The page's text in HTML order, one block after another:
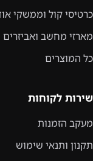
כרטיסי קול וממשקי
מארזי מחשב ואביזרים
כל המוצרים
שירות לקוחות
מעקב הזמנות
תקנון ותנאי שימוש